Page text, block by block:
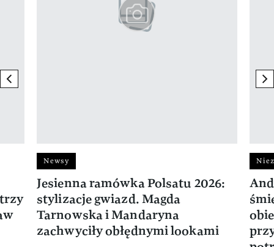
previous element
Newsy
Jesienna ramówka Polsatu 2026:
stylizacje gwiazd. Magda
Tarnowska i Mandaryna
zachwyciły obłędnymi lookami